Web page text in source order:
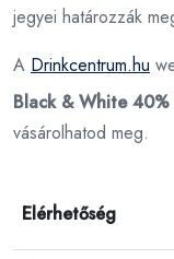
jegyei határozzák
A Drinkcentrum.hu
Black & White 40%
vásárolhatod meg.
Elérhetőség